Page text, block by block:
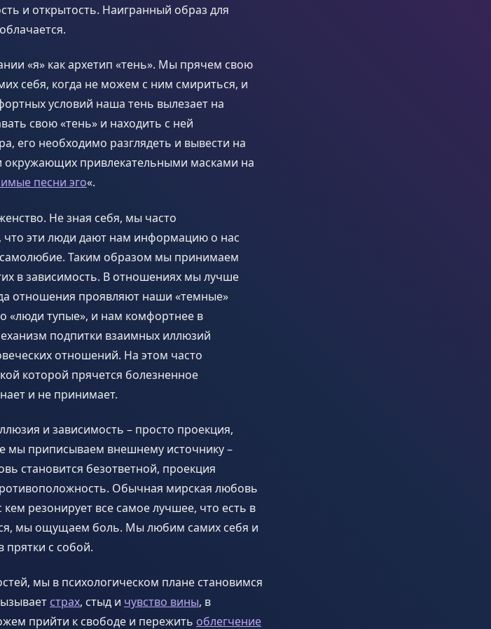
и открытость. Наигранный образ для
«я» как архетип «тень». Мы прячем свою
себя, когда не можем с ним смириться, и
условий наша тень вылезает на
свою «тень» и находить с ней
его необходимо разглядеть и вывести на
окружающих привлекательными масками на
песни эго«.
Не зная себя, мы часто
что эти люди дают нам информацию о нас
Таким образом мы принимаем
в зависимость. В отношениях мы лучше
отношения проявляют наши «темные»
«люди тупые», и нам комфортнее в
подпитки взаимных иллюзий
отношений. На этом часто
которой прячется болезненное
и не принимает.
и зависимость – просто проекция,
мы приписываем внешнему источнику –
становится безответной, проекция
Обычная мирская любовь
резонирует все самое лучшее, что есть в
мы ощущаем боль. Мы любим самих себя и
прятки с собой.
мы в психологическом плане становимся
страх, стыд и чувство вины, в
прийти к свободе и пережить облегчение